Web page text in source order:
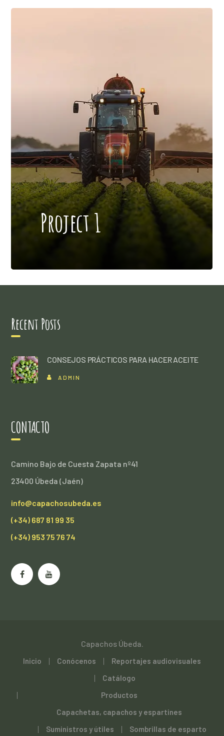
Project 1
Recent Posts
CONSEJOS PRÁCTICOS PARA HACER ACEITE
ADMIN
CONTACTO
Camino Bajo de Cuesta Zapata nº41
23400 Úbeda (Jaén)
info@capachosubeda.es
(+34) 687 81 99 35
(+34) 953 75 76 74
Capachos Úbeda.
Inicio Conócenos
Reportajes audiovisuales
Catálogo
Productos
Capachetas, capachos y espartines
Suministros y útiles
Sombrillas de esparto